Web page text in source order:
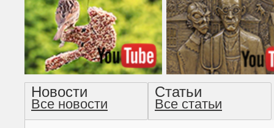
Американская готика -
прочтение методом
Новости
Все новости
Статьи
Все статьи